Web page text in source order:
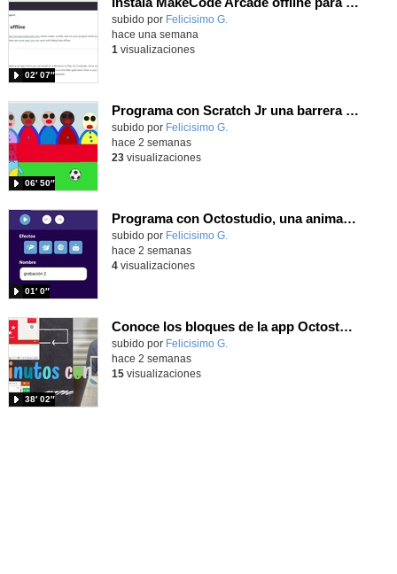
Contenido educativo.
subido por Felicisimo G.
02′ 07″
hace una semana
1 visualizaciones
Programa con Scratch Jr una barrera que se desplaza para dar sensación de movimiento
Contenido educativo.
subido por Felicisimo G.
06′ 50″
hace 2 semanas
23visualizaciones
Programa con Octostudio, una animación utilizando la cámara para una foto y audio y texto para comunicar.
Contenido educativo.
subido por Felicisimo G.
01′ 0″
hace 2 semanas
4visualizaciones
Conoce los bloques de la app Octostudio, gratuito, offline y para tu tablet y móvil - Contenido educativo
Contenido educativo.
subido por Felicisimo G.
38′ 02″
hace 2 semanas
15visualizaciones